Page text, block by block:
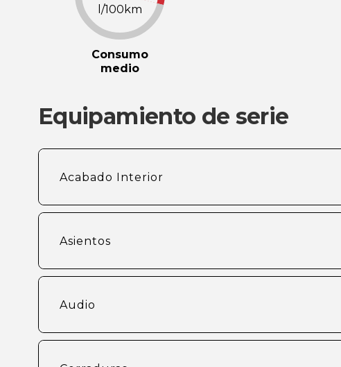
l/100km
Consumo
medio
Equipamiento de serie
Acabado Interior
Asientos
Audio